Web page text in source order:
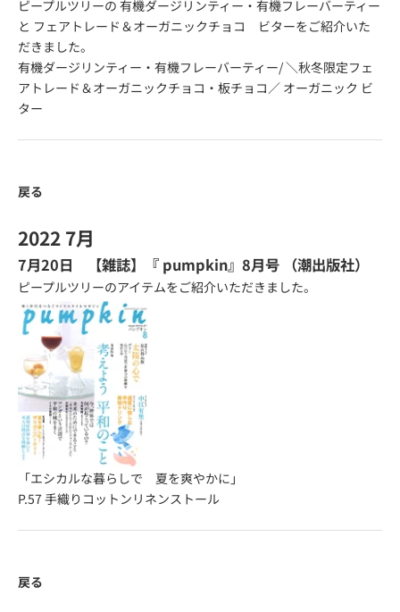
ピープルツリーの 有機ダージリンティー・有機フレーバーティー
と フェアトレード＆オーガニックチョコ ビターをご紹介いた
だきました。
有機ダージリンティー・有機フレーバーティー/＼秋冬限定フェ
アトレード＆オーガニックチョコ・板チョコ／ オーガニック ビ
ター
戻る
2022 7月
7月20日 【雑誌】『 pumpkin』8月号 （潮出版社）
ピープルツリーのアイテムをご紹介いただきました。
「エシカルな暮らしで 夏を爽やかに」
P.57 手織りコットンリネンストール
戻る